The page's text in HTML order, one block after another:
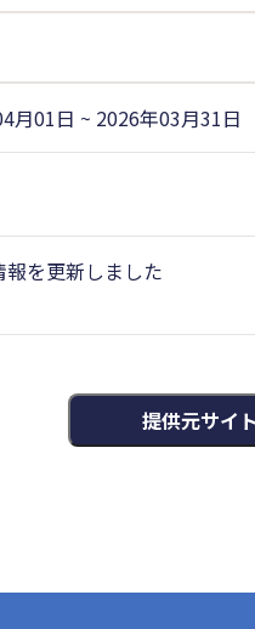
月01日 ~ 2026年03月31日
報を更新しました
提供元サイト